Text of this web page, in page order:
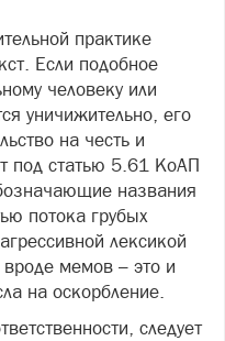
практике
Если подобное
человеку или
уничижительно, его
на честь и
под статью 5.61 КоАП
названия
потока грубых
лексикой
мемов – это и
на оскорбление.
следует